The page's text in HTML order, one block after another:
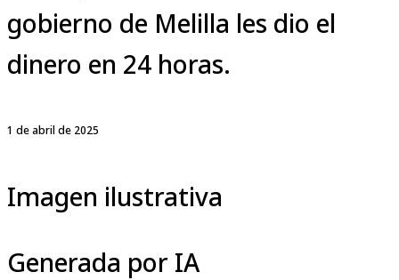
gobierno de Melilla les dio el
dinero en 24 horas.
1 de abril de 2025
Imagen ilustrativa
Generada por IA